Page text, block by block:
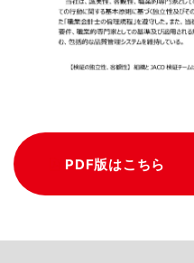
PDF版はこちら